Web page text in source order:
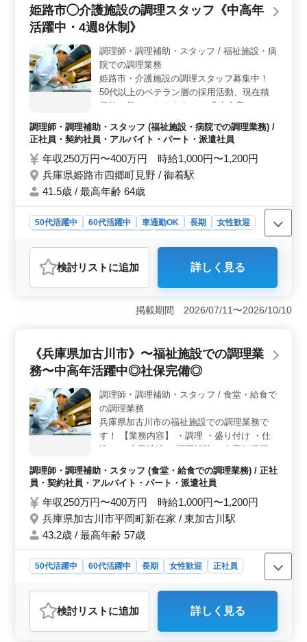
を活かせる仕事内容です。 ＜通勤しやすく安心して
働ける環境＞ 車通勤に対応しています。交通費支給、
働きやすい環境です。
姫路市◯介護施設の調理スタッフ《中高年
活躍中・4週8休制》
調理師・調理補助・スタッフ / 福祉施設・病
院での調理業務
姫路市・介護施設の調理スタッフ募集中！
50代以上のベテラン層の採用活動、現在積
極的に行っております。 ＊求人内容＊ ・調
理補助 ＊備考＊ ・4週8休制(シフト制) ・マ
イカー通勤OK！ ・社会保険完備 培ってき
た経験を活かし、活躍してみませんか？ ブ
ランクのある方もご応募可能！ まずお気軽
にお問い合わせください。
調理師・調理補助・スタッフ (福祉施設・病院での調理業務) /
正社員・契約社員・アルバイト・パート・派遣社員
年収250万円〜400万円 時給1,000円〜1,200円
兵庫県姫路市四郷町見野 / 御着駅
41.5歳 / 最高年齢 64歳
50代活躍中 60代活躍中 車通勤OK 長期
女性歓迎
おすすめポイント
＜中高年活躍中＞ シニア世代活躍中の職場で経験を存
分に活かせます。 調理経験3年以上の方募集。ブランク
のある方もOK。培った技術や知識を存分に発揮し、仕事
きやすく、長期間の勤務が可能な環境です。 ＜福利
厚生が充実＞ 社会保険完備など、福利厚生面も充実し
検討リスト に追加 詳しく見る
掲載期間 2026/07/11〜2026/10/10
《兵庫県加古川市》〜福祉施設での調理業
務〜中高年活躍中◎社保完備◎
調理師・調理補助・スタッフ / 食堂・給食で
の調理業務
兵庫県加古川市の福祉施設での調理業務で
す！ 【業務内容】 ・調理 ・盛り付け ・仕
込み ・食器洗浄 ・調理補助 ＊中高年活躍中
きた経験を若手に教えていきませんか？ ブ
ランクのある方もご応募可能！まずはお気軽
にお問い合わせください。
調理師・調理補助・スタッフ (食堂・給食での調理業務) / 正社
員・契約社員・アルバイト・パート・派遣社員
年収250万円〜400万円 時給1,000円〜1,200円
兵庫県加古川市平岡町新在家 / 東加古川駅
43.2歳 / 最高年齢 57歳
50代活躍中 60代活躍中 長期 女性歓迎
正社員
おすすめポイント
＜経験を活かせる＞ 調理経験3年以上の方募集。 施設
検討リスト に追加 詳しく見る